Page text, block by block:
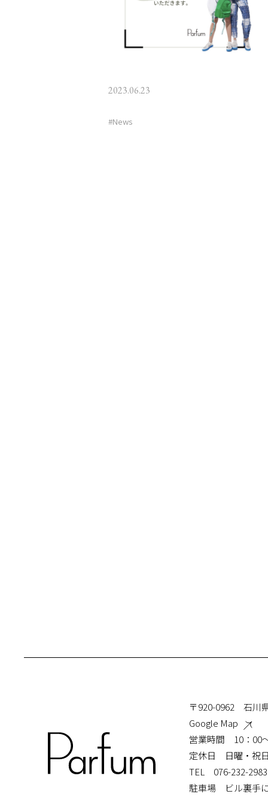
2023.06.23
News
〒920-0962 石川
Google Map
営業時間 10：00
定休日 日曜・祝
TEL 076-232-2983
駐車場
ビル裏手